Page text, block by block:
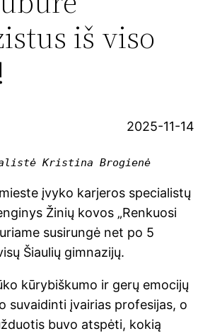
iš viso
2025-11-14
Kristina Brogienė
įvyko karjeros specialistų
Žinių kovos „Renkuosi
susirungė net po 5
Šiaulių gimnazijų.
kūrybiškumo ir gerų emocijų
suvaidinti įvairias profesijas, o
buvo atspėti, kokią